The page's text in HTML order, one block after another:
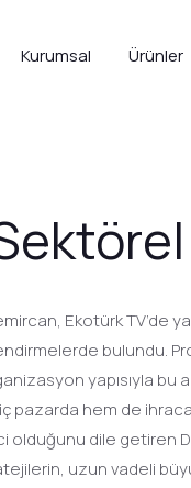
Kurumsal Ürünler
Ekotürk TV’de
bulundu.
yapısıyla bu
hem de
olduğunu dile
uzun vadeli